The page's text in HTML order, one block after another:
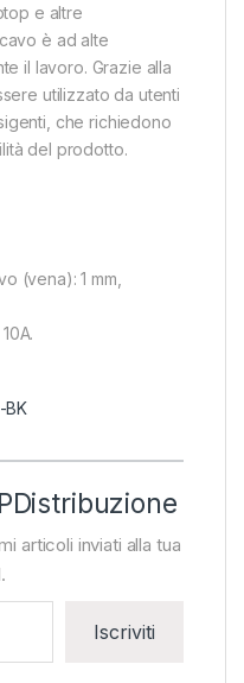
e altre
è ad alte
il lavoro. Grazie alla
utilizzato da utenti
che richiedono
del prodotto.
(vena): 1 mm,
BK
articoli inviati alla tua
Iscriviti